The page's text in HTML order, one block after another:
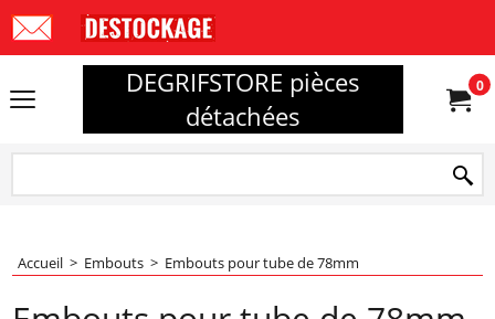
DEGRIFSTORE pièces
détachées
0
Accueil > Embouts > Embouts pour tube de 78mm